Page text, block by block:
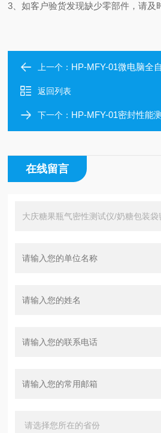
3 、如客户验货发现缺少零部件，请及
上一个： HP-MFY-01微电脑全自动密封
返回列表
下一个： HP-MFY-01密封性能
在线留言